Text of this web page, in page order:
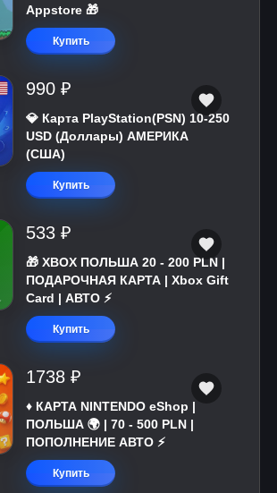
Appstore 🎁
Купить
990 ₽
💎 Карта PlayStation(PSN) 10-250
USD (Доллары) АМЕРИКА
(США)
Купить
533 ₽
🎁 XBOX ПОЛЬША 20 - 200 PLN |
ПОДАРОЧНАЯ КАРТА | Xbox Gift
Card | АВТО ⚡
Купить
1738 ₽
♦️ КАРТА NINTENDO eShop |
ПОЛЬША 🌍 | 70 - 500 PLN |
ПОПОЛНЕНИЕ АВТО ⚡
Купить